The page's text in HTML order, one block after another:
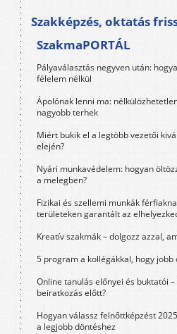
Szakképzés, oktatás
SzakmaPORTÁL
Pályaválasztás negyven után:
félelem nélkül
Ápolónak lenni ma:
nagyobb terhek
Miért bukik el a legtöbb vezetői
elején?
Nyári munkavédelem: hogyan
a melegben?
Fizikai és szellemi munkák
területeken garantált az
Kreatív szakmák – dolgozz azzal,
5 program a kollégákkal, hogy jobb
Online tanulás előnyei és buktatói
beiratkozás előtt?
Hogyan válassz felnőttképzést
a legjobb döntéshez